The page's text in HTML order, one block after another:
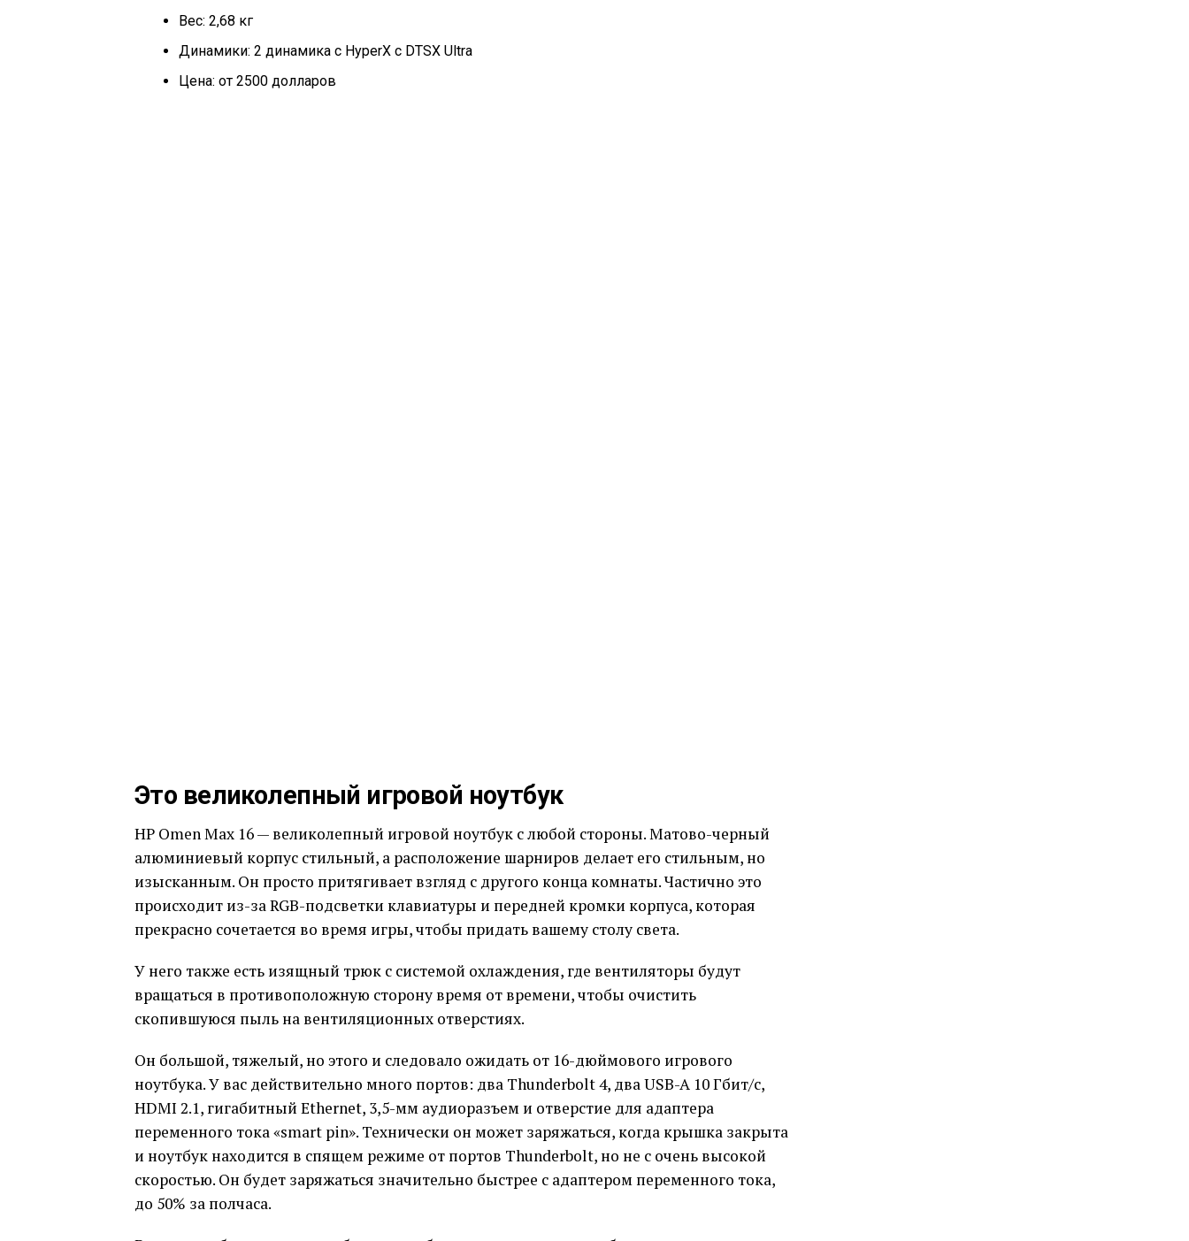
Вес: 2,68 кг
Динамики: 2 динамика с HyperX с DTSX Ultra
Цена: от 2500 долларов
Это великолепный игровой ноутбук
HP Omen Max 16 — великолепный игровой ноутбук с любой стороны. Матово-черный
алюминиевый корпус стильный, а расположение шарниров делает его стильным, но
изысканным. Он просто притягивает взгляд с другого конца комнаты. Частично это
происходит из-за RGB-подсветки клавиатуры и передней кромки корпуса, которая
прекрасно сочетается во время игры, чтобы придать вашему столу света.
У него также есть изящный трюк с системой охлаждения, где вентиляторы будут
вращаться в противоположную сторону время от времени, чтобы очистить
скопившуюся пыль на вентиляционных отверстиях.
Он большой, тяжелый, но этого и следовало ожидать от 16-дюймового игрового
ноутбука. У вас действительно много портов: два Thunderbolt 4, два USB-A 10 Гбит/с,
HDMI 2.1, гигабитный Ethernet, 3,5-мм аудиоразъем и отверстие для адаптера
переменного тока «smart pin». Технически он может заряжаться, когда крышка закрыта
и ноутбук находится в спящем режиме от портов Thunderbolt, но не с очень высокой
скоростью. Он будет заряжаться значительно быстрее с адаптером переменного тока,
до 50% за полчаса.